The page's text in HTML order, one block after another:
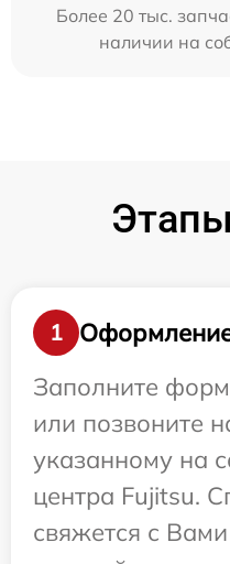
Более 20 тыс.
наличии на
1
Заполните
или позвоните
указанному на
центра Fujitsu.
свяжется с